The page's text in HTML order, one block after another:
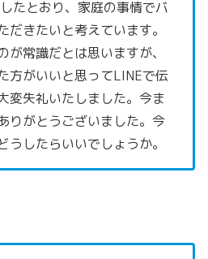
たとおり、家庭の事情でバ
だきたいと考えています。
が常識だとは思いますが、
方がいいと思ってLINEで伝
変失礼いたしました。今ま
りがとうございました。今
うしたらいいでしょうか。